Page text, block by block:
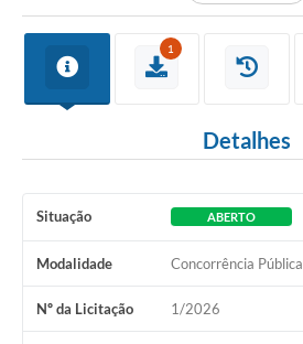
SIC
Arquivos para Download
Telefones Úteis
1
Detalhes
Situação ABERTO
Modalidade Concorrência Pública
Nº da Licitação 1/2026